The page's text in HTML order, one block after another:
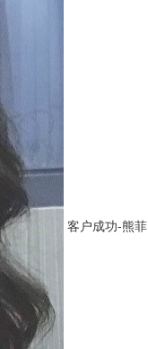
客户成功-熊菲